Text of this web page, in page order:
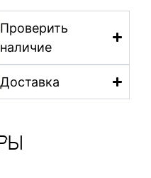
Проверить
наличие
Доставка